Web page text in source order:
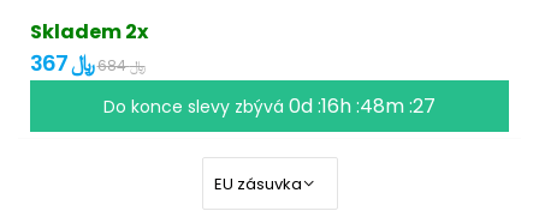
Skladem 2x
367 ﷼ 684 ﷼
Do konce slevy zbývá 0d :16h :48m :27